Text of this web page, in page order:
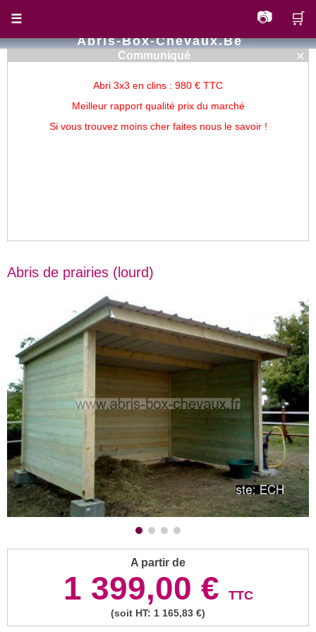
Abris-Box-Chevaux.be
☰ 📷 🛒
×
Communiqué
Abri 3x3 en clins : 980 € TTC
Meilleur rapport qualité prix du marché
Si vous trouvez moins cher faites nous le savoir !
Abris de prairies (lourd)
A partir de
1 399,00 € TTC
(soit HT: 1 165,83 €)